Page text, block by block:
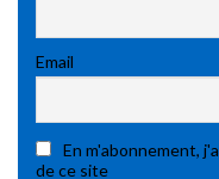
Email
En m'abonnement,
de ce site